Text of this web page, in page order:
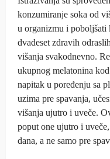
konzumiranje soka od
u organizmu i
dvadeset zdravih
višanja svakodnevno.
ukupnog melatonina
napitak u poređenju sa
uzima pre spavanja,
višanja ujutro i uveče.
poput one ujutro i
dana, a ne samo pre